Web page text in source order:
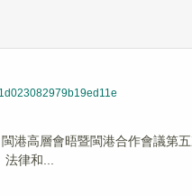
港高層會晤暨閩港合作會議
律和...